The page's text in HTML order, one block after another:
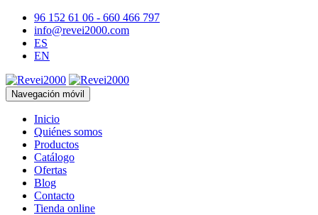
96 152 61 06 - 660 466 797
info@revei2000.com
ES
EN
Navegación móvil
Inicio
Quiénes somos
Productos
Catálogo
Ofertas
Blog
Contacto
Tienda online